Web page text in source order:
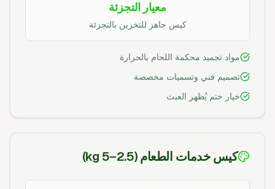
معيار التجزئة
كيس جاهز للتخزين بالتجزئة
مواد تجميد محكمة اللحام بالحرارة
تصميم فني وتسميات مخصصة
خيار ختم يُظهر العبث
كيس خدمات الطعام (2.5–5 kg)